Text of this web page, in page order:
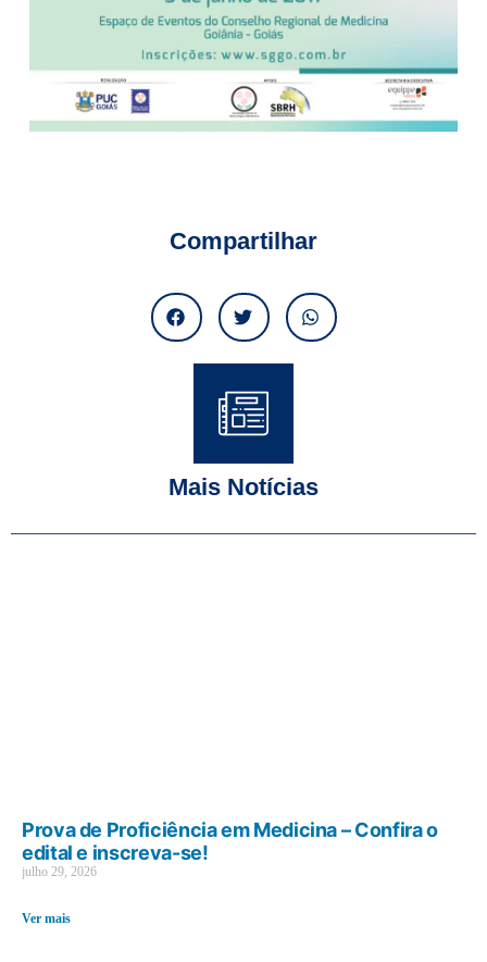
Compartilhar
Mais Notícias
Prova de Proficiência em Medicina – Confira o
edital e inscreva-se!
julho 29, 2026
Ver mais